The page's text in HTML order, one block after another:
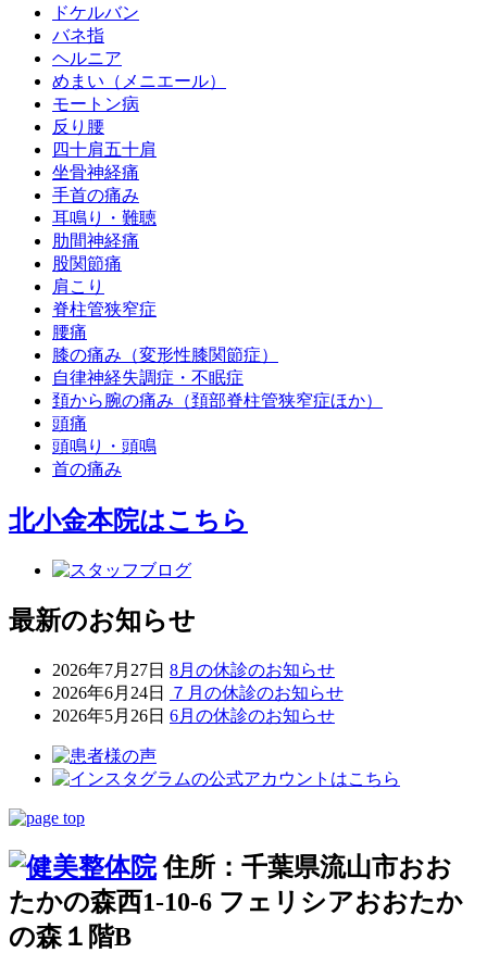
ドケルバン
バネ指
ヘルニア
めまい（メニエール）
モートン病
反り腰
四十肩五十肩
坐骨神経痛
手首の痛み
耳鳴り・難聴
肋間神経痛
股関節痛
肩こり
脊柱管狭窄症
腰痛
膝の痛み（変形性膝関節症）
自律神経失調症・不眠症
頚から腕の痛み（頚部脊柱管狭窄症ほか）
頭痛
頭鳴り・頭鳴
首の痛み
北小金本院はこちら
最新のお知らせ
2026年7月27日 8月の休診のお知らせ
2026年6月24日
７月の休診のお知らせ
2026年5月26日 6月の休診のお知らせ
住所：千葉県流山市おお
たかの森西1-10-6 フェリシアおおたか
の森１階B